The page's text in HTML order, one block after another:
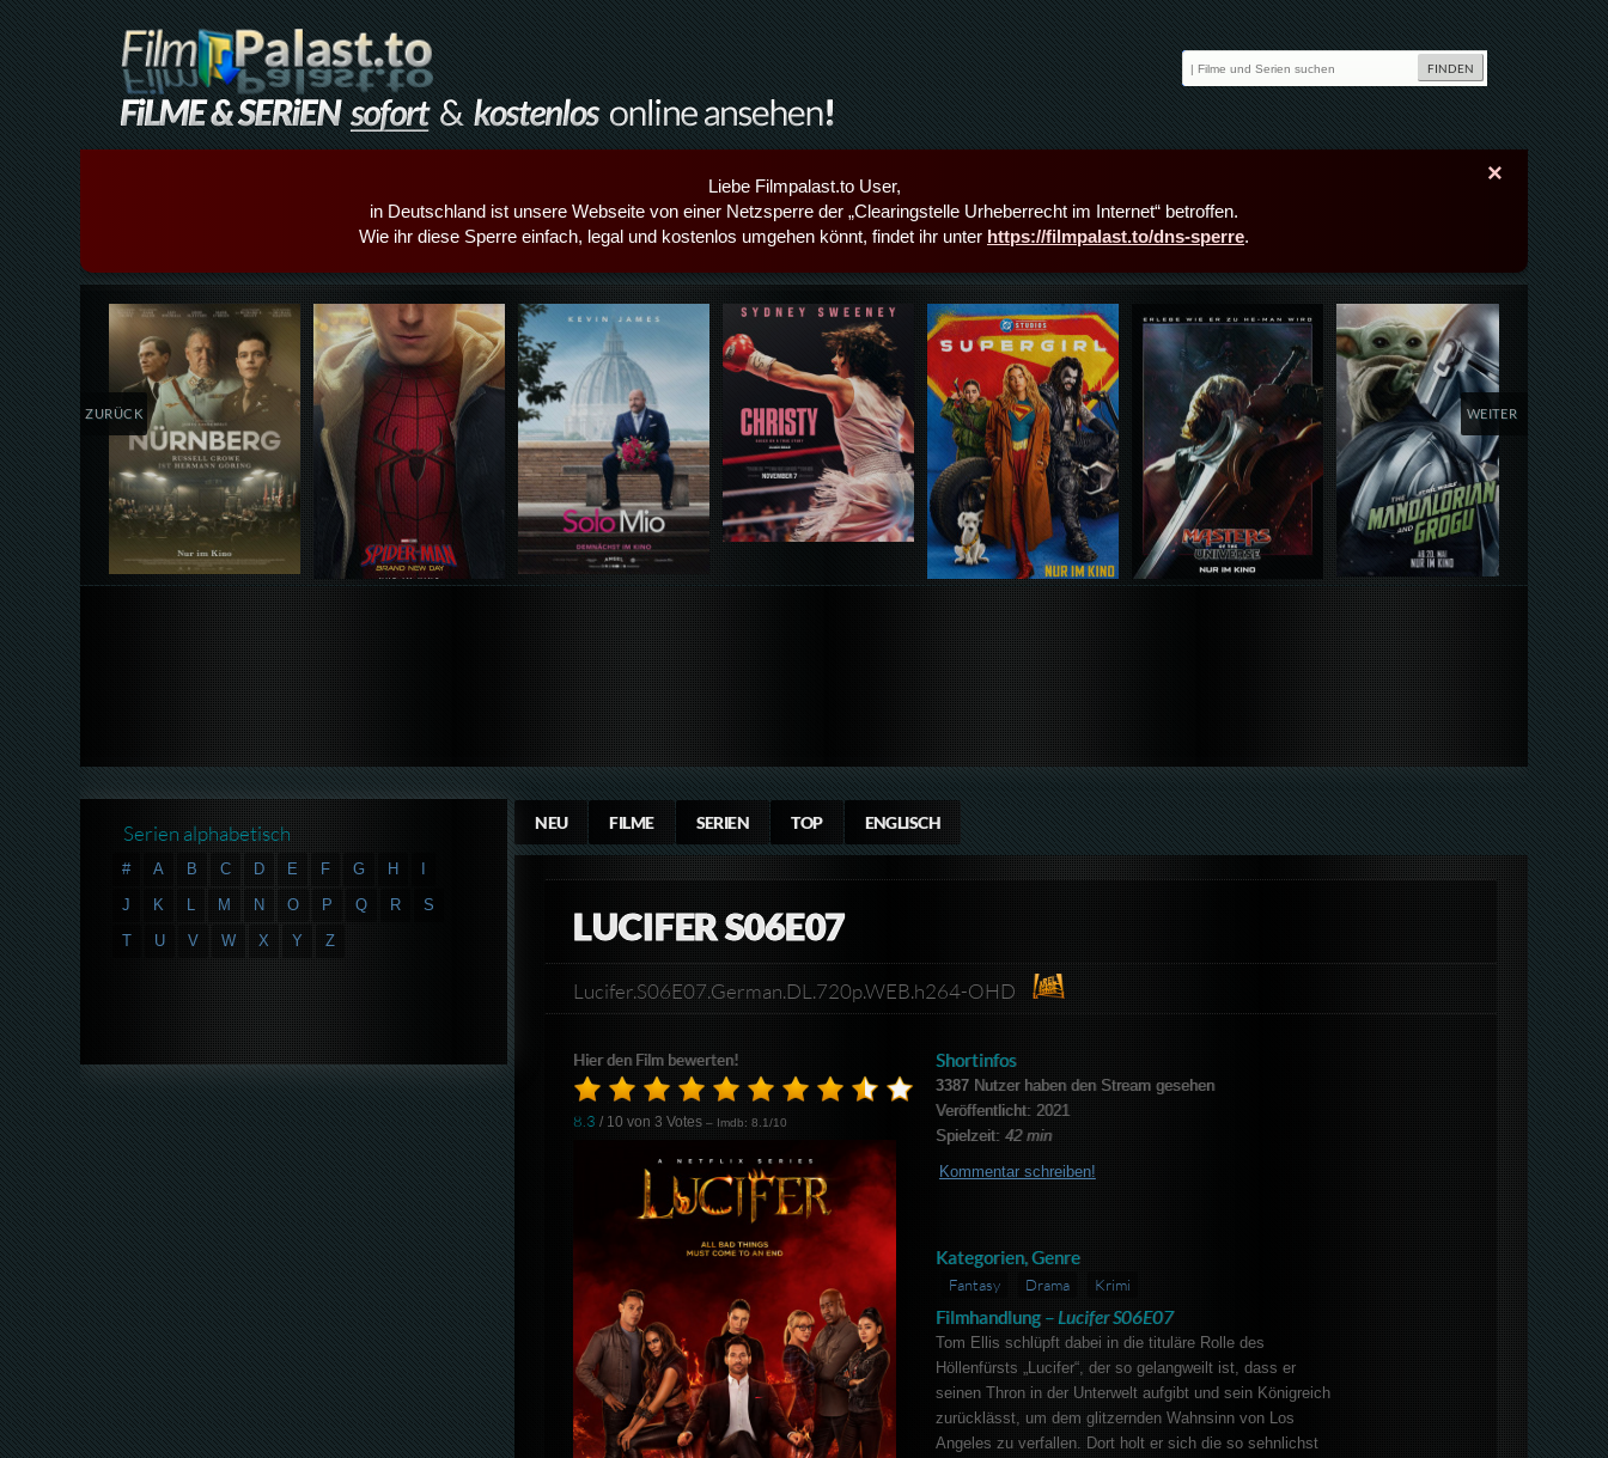
×
Liebe Filmpalast.to User,
in Deutschland ist unsere Webseite von einer Netzsperre der „Clearingstelle Urheberrecht im Internet“ betroffen.
Wie ihr diese Sperre einfach, legal und kostenlos umgehen könnt, findet ihr unter https://filmpalast.to/dns-sperre.
Details,Play Details,Play Details,Play Details,Play Details,Play Details,Play Details,Play
ZURÜCK WEITER
NEU FILME SERIEN TOP ENGLISCH
LUCIFER S06E07
Lucifer.S06E07.German.DL.720p.WEB.h264-OHD
Hier den Film bewerten!
8.3 / 10 von3 Votes – Imdb: 8.1/10
Shortinfos
3387Nutzer haben den Stream gesehen
Veröffentlicht: 2021
Spielzeit: 42 min
Kommentar schreiben!
Kategorien, Genre
Fantasy Drama Krimi
Filmhandlung – Lucifer S06E07
Tom Ellis schlüpft dabei in die tituläre Rolle des
Höllenfürsts „Lucifer“, der so gelangweilt ist, dass er
seinen Thron in der Unterwelt aufgibt und sein Königreich
zurücklässt, um dem glitzernden Wahnsinn von Los
Angeles zu verfallen. Dort holt er sich die so sehnlichst
Serien alphabetisch
# A B C D E F G H
J
K L M N O P Q R
S
T
U V W X Y Z